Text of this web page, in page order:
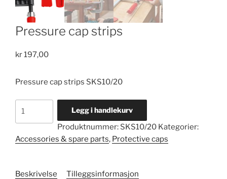
Pressure cap strips
kr197,00
Pressure cap strips SKS10/20
antall
Legg i handlekurv
Produktnummer: SKS10/20 Kategorier:
Accessories & spare parts, Protective caps
Beskrivelse Tilleggsinformasjon